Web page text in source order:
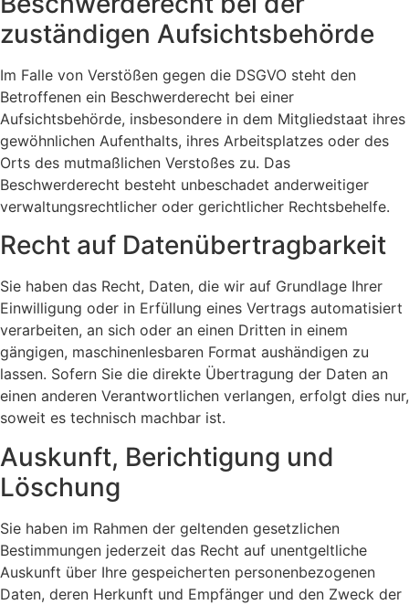
zuständigen Aufsichts­behörde
Im Falle von Verstößen gegen die DSGVO steht den
Betroffenen ein Beschwerderecht bei einer
Aufsichtsbehörde, insbesondere in dem Mitgliedstaat ihres
gewöhnlichen Aufenthalts, ihres Arbeitsplatzes oder des
Orts des mutmaßlichen Verstoßes zu. Das
Beschwerderecht besteht unbeschadet anderweitiger
verwaltungsrechtlicher oder gerichtlicher Rechtsbehelfe.
Recht auf Daten­übertrag­barkeit
Sie haben das Recht, Daten, die wir auf Grundlage Ihrer
Einwilligung oder in Erfüllung eines Vertrags automatisiert
verarbeiten, an sich oder an einen Dritten in einem
gängigen, maschinenlesbaren Format aushändigen zu
lassen. Sofern Sie die direkte Übertragung der Daten an
einen anderen Verantwortlichen verlangen, erfolgt dies nur,
soweit es technisch machbar ist.
Auskunft, Berichtigung und
Löschung
Sie haben im Rahmen der geltenden gesetzlichen
Bestimmungen jederzeit das Recht auf unentgeltliche
Auskunft über Ihre gespeicherten personenbezogenen
Daten, deren Herkunft und Empfänger und den Zweck der